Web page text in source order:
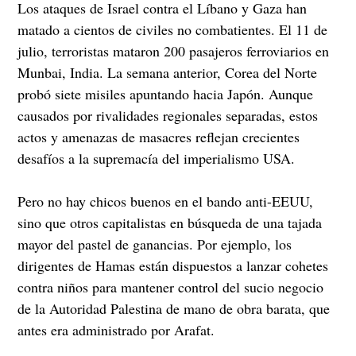
Los ataques de Israel contra el Líbano y Gaza han
matado a cientos de civiles no combatientes. El 11 de
julio, terroristas mataron 200 pasajeros ferroviarios en
Munbai, India. La semana anterior, Corea del Norte
probó siete misiles apuntando hacia Japón. Aunque
causados por rivalidades regionales separadas, estos
actos y amenazas de masacres reflejan crecientes
desafíos a la supremacía del imperialismo USA.
Pero no hay chicos buenos en el bando anti-EEUU,
sino que otros capitalistas en búsqueda de una tajada
mayor del pastel de ganancias. Por ejemplo, los
dirigentes de Hamas están dispuestos a lanzar cohetes
contra niños para mantener control del sucio negocio
de la Autoridad Palestina de mano de obra barata, que
antes era administrado por Arafat.